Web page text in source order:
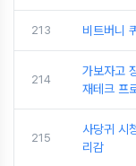
213 비트버니
214
가보자고
재테크 프
215
사당귀 시
리감